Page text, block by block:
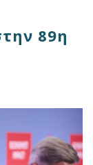
89η